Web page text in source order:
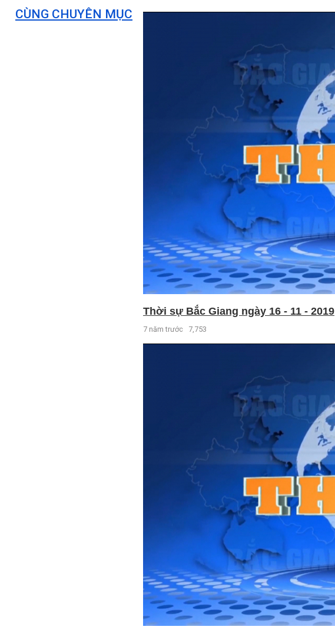
CÙNG CHUYÊN MỤC
Thời sự Bắc Giang ngày 16 - 11 - 2019
7 năm trước 7,753